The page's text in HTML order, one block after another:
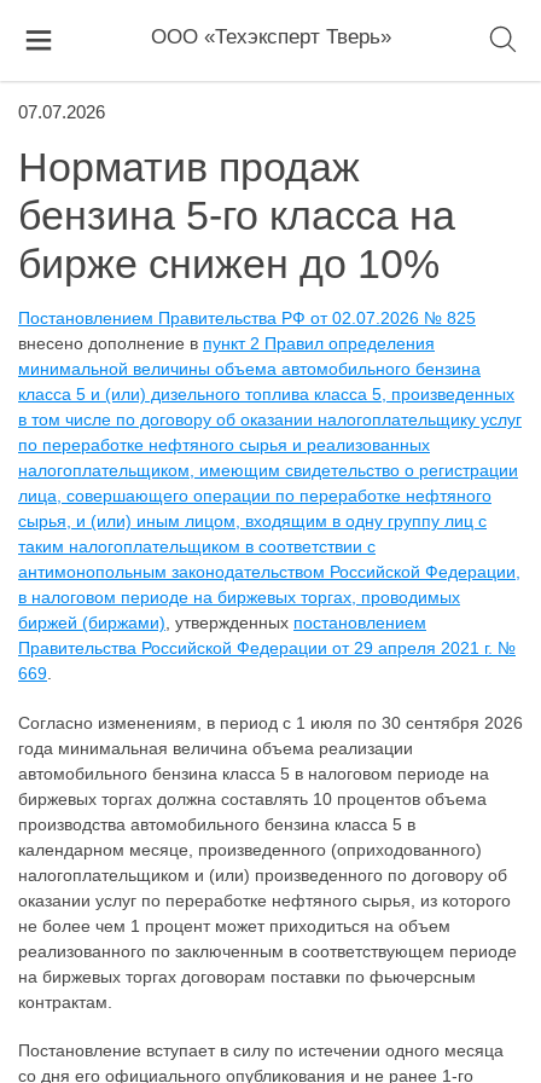
ООО «Техэксперт Тверь»
07.07.2026
Норматив продаж
бензина 5-го класса на
бирже снижен до 10%
Постановлением Правительства РФ от 02.07.2026 № 825
внесено дополнение в пункт 2 Правил определения
минимальной величины объема автомобильного бензина
класса 5 и (или) дизельного топлива класса 5, произведенных
в том числе по договору об оказании налогоплательщику услуг
по переработке нефтяного сырья и реализованных
налогоплательщиком, имеющим свидетельство о регистрации
лица, совершающего операции по переработке нефтяного
сырья, и (или) иным лицом, входящим в одну группу лиц с
таким налогоплательщиком в соответствии с
антимонопольным законодательством Российской Федерации,
в налоговом периоде на биржевых торгах, проводимых
биржей (биржами) , утвержденных постановлением
Правительства Российской Федерации от 29 апреля 2021 г. №
669
Согласно изменениям, в период с 1 июля по 30 сентября 2026
года минимальная величина объема реализации
автомобильного бензина класса 5 в налоговом периоде на
биржевых торгах должна составлять 10 процентов объема
производства автомобильного бензина класса 5 в
календарном месяце, произведенного (оприходованного)
налогоплательщиком и (или) произведенного по договору об
оказании услуг по переработке нефтяного сырья, из которого
не более чем 1 процент может приходиться на объем
реализованного по заключенным в соответствующем периоде
на биржевых торгах договорам поставки по фьючерсным
контрактам.
Постановление вступает в силу по истечении одного месяца
со дня его официального опубликования и не ранее 1-го